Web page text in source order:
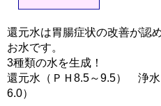
還元水は胃腸症状の改善が認
お水です。
3種類の水を生成！
還元水（ＰＨ8.5～9.5） 浄
6.0）